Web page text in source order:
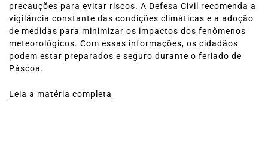
precauções para evitar riscos. A Defesa Civil recomenda a
vigilância constante das condições climáticas e a adoção
de medidas para minimizar os impactos dos fenômenos
meteorológicos. Com essas informações, os cidadãos
podem estar preparados e seguro durante o feriado de
Páscoa.
Leia a matéria completa